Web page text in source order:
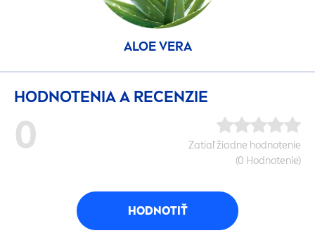
ALOE VERA
HODNOTENIA A RECENZIE
0
Zatiaľ žiadne hodnotenie
(0 Hodnotenie)
HODNOTIŤ